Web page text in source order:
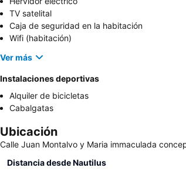
TV satelital
Caja de seguridad en la habitación
Wifi (habitación)
Ver más
Instalaciones deportivas
Alquiler de bicicletas
Cabalgatas
Ubicación
Calle Juan Montalvo y Maria immaculada
Distancia desde Nautilus